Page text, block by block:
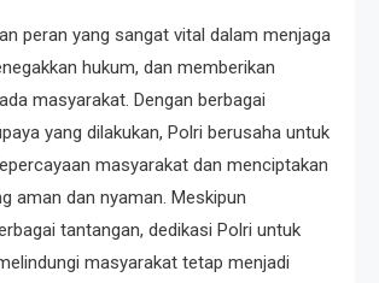
peran yang sangat vital dalam menjaga
hukum, dan memberikan
masyarakat. Dengan berbagai
yang dilakukan, Polri berusaha untuk
masyarakat dan menciptakan
aman dan nyaman. Meskipun
tantangan, dedikasi Polri untuk
masyarakat tetap menjadi